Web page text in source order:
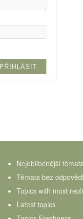
PŘIHLÁSIT
Nejoblíbenější
Témata bez odpovědi
Topics with most
Latest topics